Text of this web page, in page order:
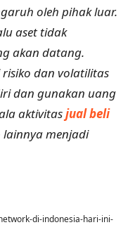
oleh pihak luar.
aset tidak
akan datang.
dan volatilitas
dan gunakan uang
aktivitasjual beli
lainnya menjadi
di-indonesia-hari-ini-